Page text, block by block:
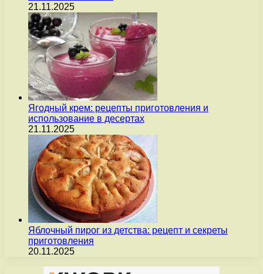
21.11.2025
Ягодный крем: рецепты приготовления и
использование в десертах
21.11.2025
Яблочный пирог из детства: рецепт и секреты
приготовления
20.11.2025